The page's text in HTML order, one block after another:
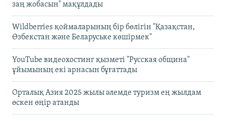
заң жобасын" мақұлдады
Wildberries қоймаларының бір бөлігін "Қазақстан,
Өзбекстан және Беларуське көшірмек"
YouTube видеохостинг қызметі "Русская община"
ұйымының екі арнасын бұғаттады
Орталық Азия 2025 жылы әлемде туризм ең жылдам
өскен өңір атанды